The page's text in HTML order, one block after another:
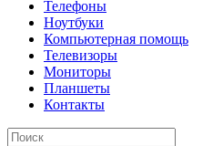
Телефоны
Ноутбуки
Компьютерная помощь
Телевизоры
Мониторы
Планшеты
Контакты